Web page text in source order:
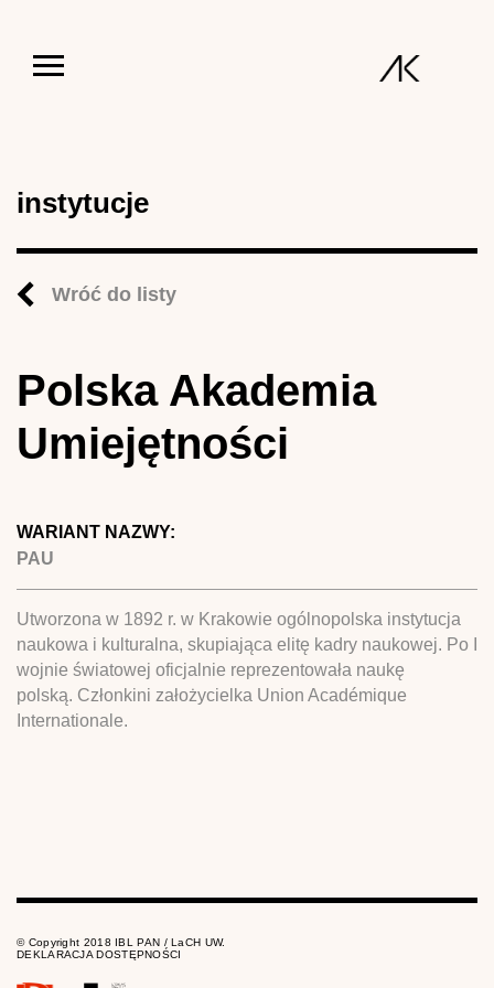
instytucje
Wróć do listy
Polska Akademia
Umiejętności
WARIANT NAZWY:
PAU
Utworzona w 1892 r. w Krakowie ogólnopolska instytucja
naukowa i kulturalna, skupiająca elitę kadry naukowej. Po I
wojnie światowej oficjalnie reprezentowała naukę
polską. Członkini założycielka Union Académique
Internationale.
© Copyright 2018 IBL PAN / LaCH UW.
DEKLARACJA DOSTĘPNOŚCI